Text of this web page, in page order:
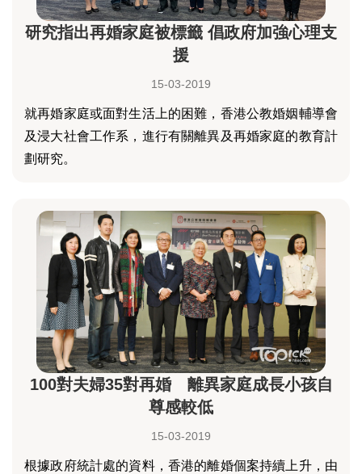
研究指出再婚家庭被標籤 倡政府加強心理支
援
15-03-2019
就再婚家庭或面對生活上的困難，香港公教婚姻輔導會
及浸大社會工作系，進行有關離異及再婚家庭的教育計
劃研究。
100對夫婦35對再婚 離異家庭成長小孩自
尊感較低
15-03-2019
根據政府統計處的資料，香港的離婚個案持續上升，由